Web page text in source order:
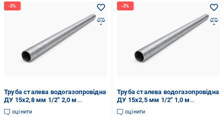
Труба сталева водогазопровідна
ДУ 15х2,8 мм 1/2" 2,0 м
(741965879)
оцінити
Труба сталева водогазопровідна
ДУ 15х2,5 мм 1/2" 1,0 м
(741965854)
оцінити